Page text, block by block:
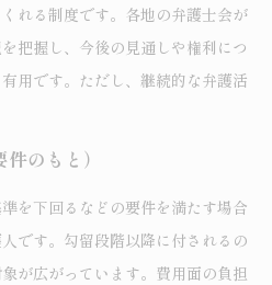
れる制度です。各地の弁護士会が
把握し、今後の見通しや権利につ
用です。ただし、継続的な弁護活
のもと）
を下回るなどの要件を満たす場合
です。勾留段階以降に付されるの
が広がっています。費用面の負担